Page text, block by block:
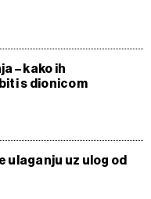
– kako ih
s dionicom
ulaganju uz ulog od